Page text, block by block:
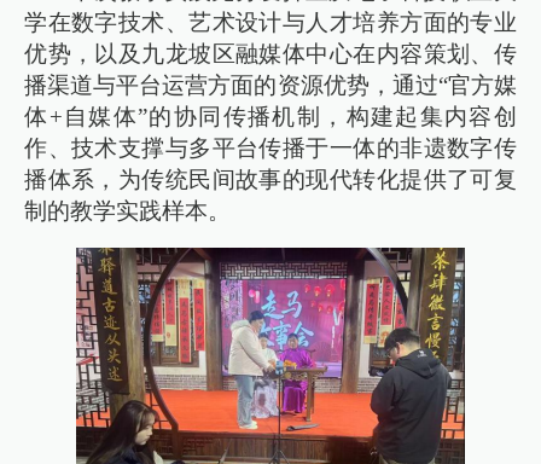
学在数字技术、艺术设计与人才培养方面的专业
优势，以及九龙坡区融媒体中心在内容策划、传
播渠道与平台运营方面的资源优势，通过“官方媒
体+自媒体”的协同传播机制，构建起集内容创
作、技术支撑与多平台传播于一体的非遗数字传
播体系，为传统民间故事的现代转化提供了可复
制的教学实践样本。